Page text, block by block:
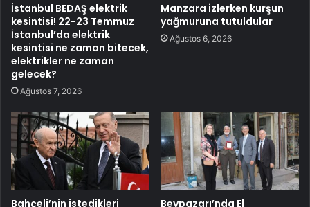
İstanbul BEDAŞ elektrik
kesintisi! 22-23 Temmuz
İstanbul’da elektrik
kesintisi ne zaman bitecek,
elektrikler ne zaman
gelecek?
Ağustos 7, 2026
Manzara izlerken kurşun
yağmuruna tutuldular
Ağustos 6, 2026
Bahçeli’nin istedikleri
Beypazarı’nda El